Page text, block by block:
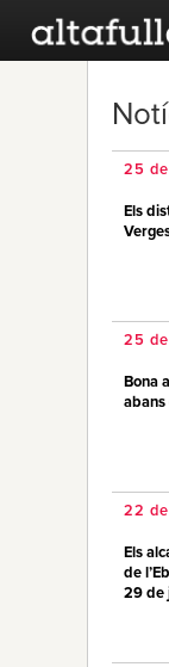
25
Els
25
Bona
abans
22
Els
de
29 de